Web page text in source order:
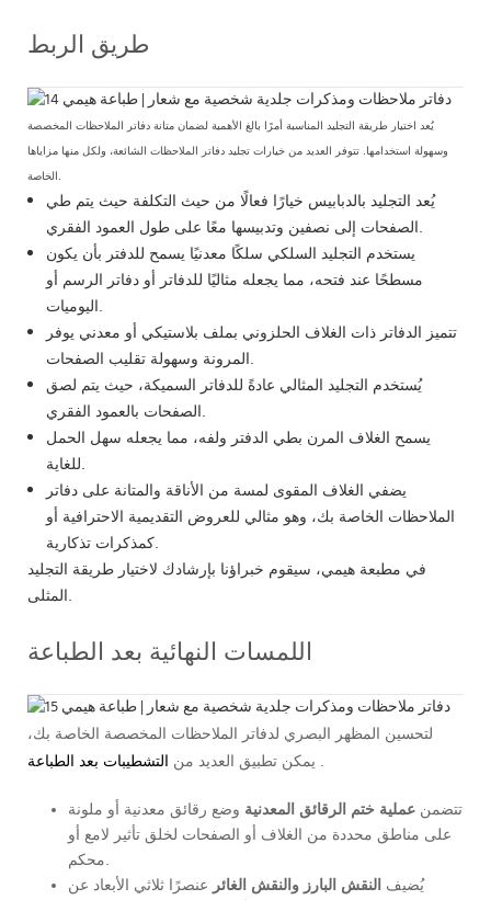
طريق الربط
يُعد اختيار طريقة التجليد المناسبة أمرًا بالغ الأهمية لضمان متانة دفاتر الملاحظات المخصصة
وسهولة استخدامها. تتوفر العديد من خيارات تجليد دفاتر الملاحظات الشائعة، ولكل منها مزاياها
يُعد التجليد بالدبابيس خيارًا فعالًا من حيث التكلفة حيث يتم طي
يستخدم التجليد السلكي سلكًا معدنيًا يسمح للدفتر بأن يكون
مسطحًا عند فتحه، مما يجعله مثاليًا للدفاتر أو دفاتر الرسم أو
تتميز الدفاتر ذات الغلاف الحلزوني بملف بلاستيكي أو معدني يوفر
يُستخدم التجليد المثالي عادةً للدفاتر السميكة، حيث يتم لصق
يسمح الغلاف المرن بطي الدفتر ولفه، مما يجعله سهل الحمل
يضفي الغلاف المقوى لمسة من الأناقة والمتانة على دفاتر
الملاحظات الخاصة بك، وهو مثالي للعروض التقديمية الاحترافية أو
كمذكرات تذكارية.
في مطبعة هيمي، سيقوم خبراؤنا بإرشادك لاختيار طريقة التجليد
اللمسات النهائية بعد الطباعة
لتحسين المظهر البصري لدفاتر الملاحظات المخصصة الخاصة بك،
يمكن تطبيق العديد من التشطيبات بعد الطباعة
تتضمنعملية ختم الرقائق المعدنية وضع رقائق معدنية أو ملونة
على مناطق محددة من الغلاف أو الصفحات لخلق تأثير لامع أو
يُضيف النقش البارز والنقش الغائر عنصرًا ثلاثي الأبعاد عن